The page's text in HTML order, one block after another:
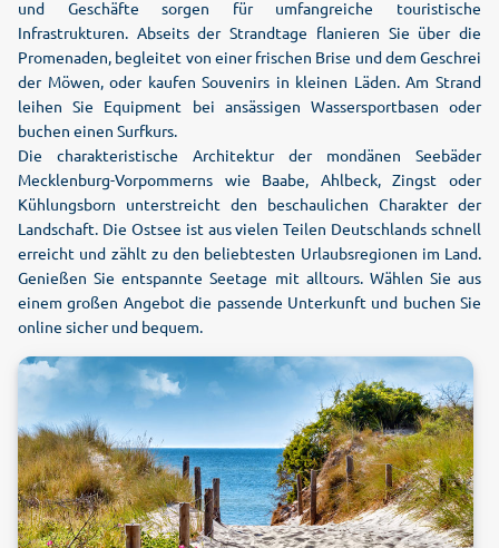
und Geschäfte sorgen für umfangreiche touristische
Infrastrukturen. Abseits der Strandtage flanieren Sie über die
Promenaden, begleitet von einer frischen Brise und dem Geschrei
der Möwen, oder kaufen Souvenirs in kleinen Läden. Am Strand
leihen Sie Equipment bei ansässigen Wassersportbasen oder
buchen einen Surfkurs.
Die charakteristische Architektur der mondänen Seebäder
Mecklenburg-Vorpommerns wie Baabe, Ahlbeck, Zingst oder
Kühlungsborn unterstreicht den beschaulichen Charakter der
Landschaft. Die Ostsee ist aus vielen Teilen Deutschlands schnell
erreicht und zählt zu den beliebtesten Urlaubsregionen im Land.
Genießen Sie entspannte Seetage mit alltours. Wählen Sie aus
einem großen Angebot die passende Unterkunft und buchen Sie
online sicher und bequem.